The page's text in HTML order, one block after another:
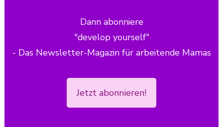
Dann abonniere
"develop yourself"
- Das Newsletter-Magazin für arbeitende Mamas
Jetzt abonnieren!